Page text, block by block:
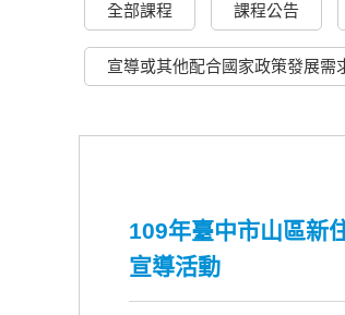
全部課程 課程公告
宣導或其他配合國家政策發展需
109年臺中市山區新
宣導活動